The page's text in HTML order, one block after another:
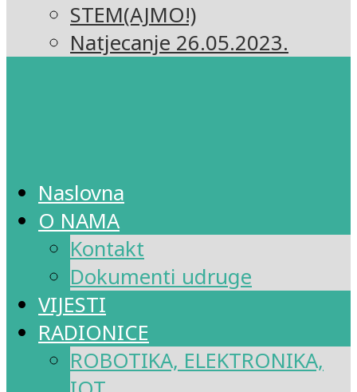
STEM(AJMO!)
Natjecanje 26.05.2023.
Naslovna
O NAMA
Kontakt
Dokumenti udruge
VIJESTI
RADIONICE
ROBOTIKA, ELEKTRONIKA,